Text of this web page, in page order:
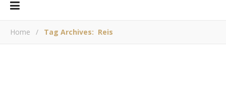
Home / Tag Archives: Reis